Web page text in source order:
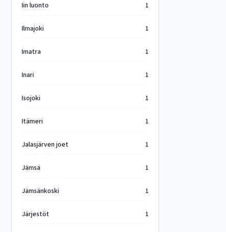
Iin luonto 1
Ilmajoki 1
Imatra 1
Inari 1
Isojoki 1
Itämeri 1
Jalasjärven joet 1
Jämsä 1
Jämsänkoski 1
Järjestöt 1